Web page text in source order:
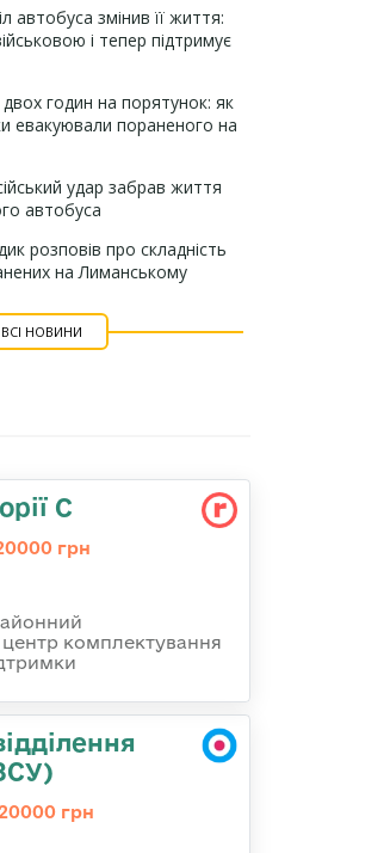
автобуса змінив її життя:
і тепер підтримує
годин на порятунок: як
евакуювали пораненого на
удар забрав життя
автобуса
розповів про складність
на Лиманському
ВСІ НОВИНИ
С
грн
комплектування
грн